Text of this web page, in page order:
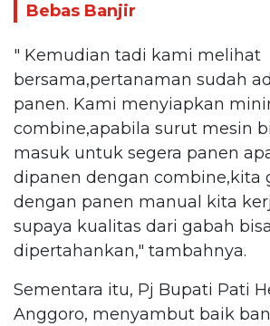
Bebas Banjir
" Kemudian tadi kami melihat
bersama,pertanaman sudah
panen. Kami menyiapkan
combine,apabila surut mesin
masuk untuk segera panen
dipanen dengan combine,kita
dengan panen manual kita
supaya kualitas dari gabah bisa
dipertahankan," tambahnya.
Sementara itu, Pj Bupati Pati
Anggoro, menyambut baik